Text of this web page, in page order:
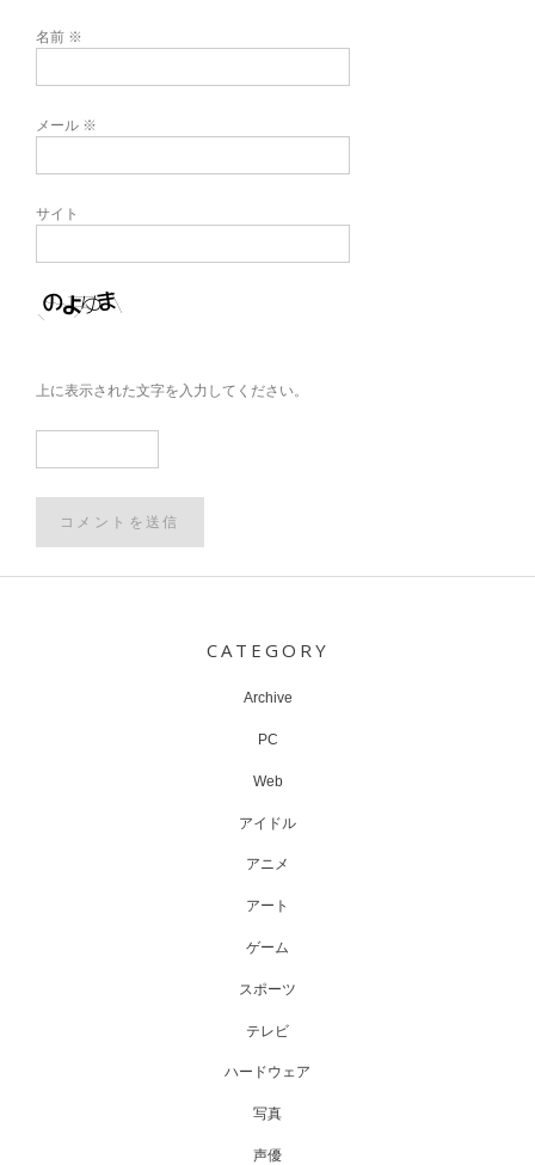
名前 ※
メール ※
サイト
上に表示された文字を入力してください。
CATEGORY
Archive
PC
Web
アイドル
アニメ
アート
ゲーム
スポーツ
テレビ
ハードウェア
写真
声優